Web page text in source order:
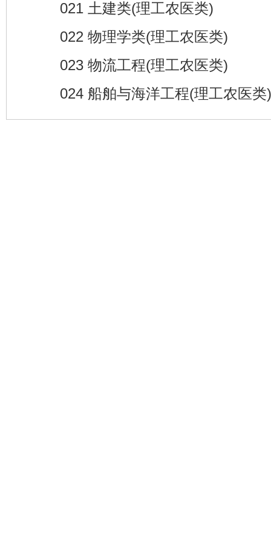
021 土建类(理工农医类)
022 物理学类(理工农医类)
023 物流工程(理工农医类)
024 船舶与海洋工程(理工农医类)